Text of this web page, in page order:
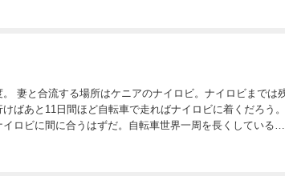
では残
ばあと11日間ほど自転車で走ればナイロビに着くだろう。
ロビに間に合うはずだ。自転車世界一周を長くしている身